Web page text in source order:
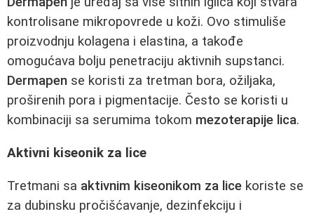
kontrolisane mikropovrede u koži. Ovo stimuliše
proizvodnju kolagena i elastina, a takođe
omogućava bolju penetraciju aktivnih supstanci.
Dermapen se koristi za tretman bora, ožiljaka,
proširenih pora i pigmentacije. Često se koristi u
kombinaciji sa serumima tokom mezoterapije lica.
Aktivni kiseonik za lice
Tretmani sa aktivnim kiseonikom za lice koriste se
za dubinsku pročišćavanje, dezinfekciju i